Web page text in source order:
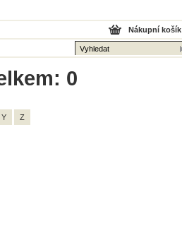
Nákupní košík
0
Y Z